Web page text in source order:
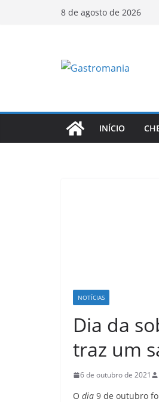
8 de agosto de 2026
INÍCIO
NOTÍCIAS
Dia da
traz um
6 de outubro de 2021
O dia 9 de outubro